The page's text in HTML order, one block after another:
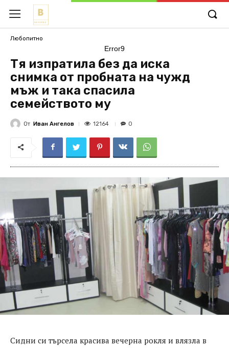
Любопитно
Error9
Тя изпратила без да иска
снимка от пробната на чужд
мъж и така спасила
семейството му
От Иван Ангелов 12164 0
Сидни си търсела красива вечерна рокля и влязла в